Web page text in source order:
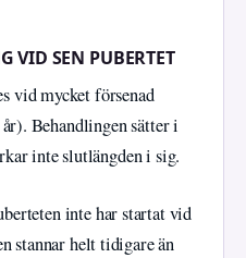
VID SEN PUBERTET
vid mycket försenad
Behandlingen sätter i
inte slutlängden i sig.
inte har startat vid
stannar helt tidigare än